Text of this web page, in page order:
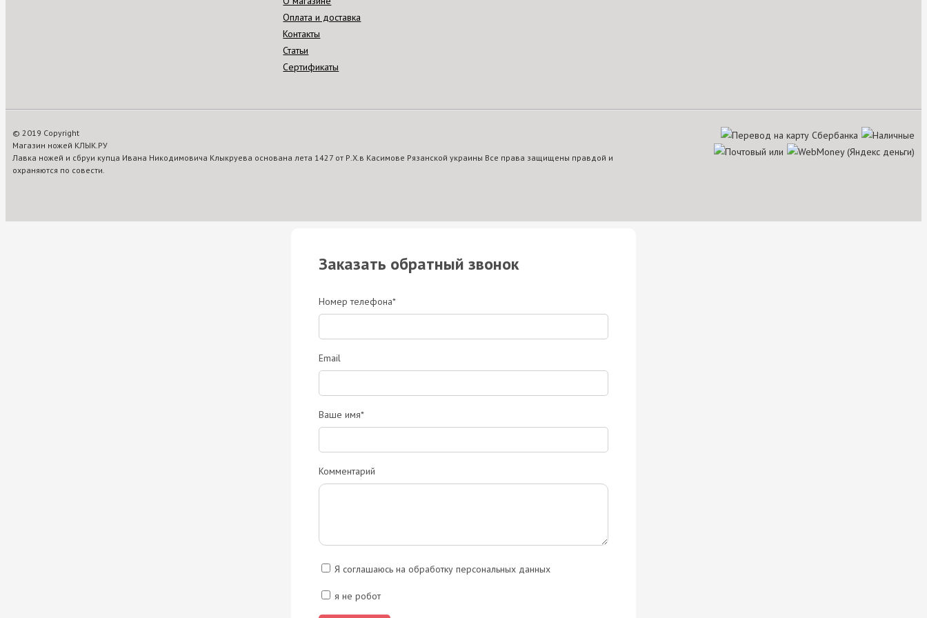
Оплата и доставка
Контакты
Статьи
Сертификаты
© 2019 Copyright
Магазин ножей КЛЫК.РУ
Лавка ножей и сбруи купца Ивана Никодимовича Клыкруева основана лета 1427 от Р.Х.в Касимове Рязанской украины Все права защищены правдой и
охраняются по совести.
Заказать обратный звонок
Номер телефона*
Email
Ваше имя*
Комментарий
Я соглашаюсь на обработку персональных данных
я не робот